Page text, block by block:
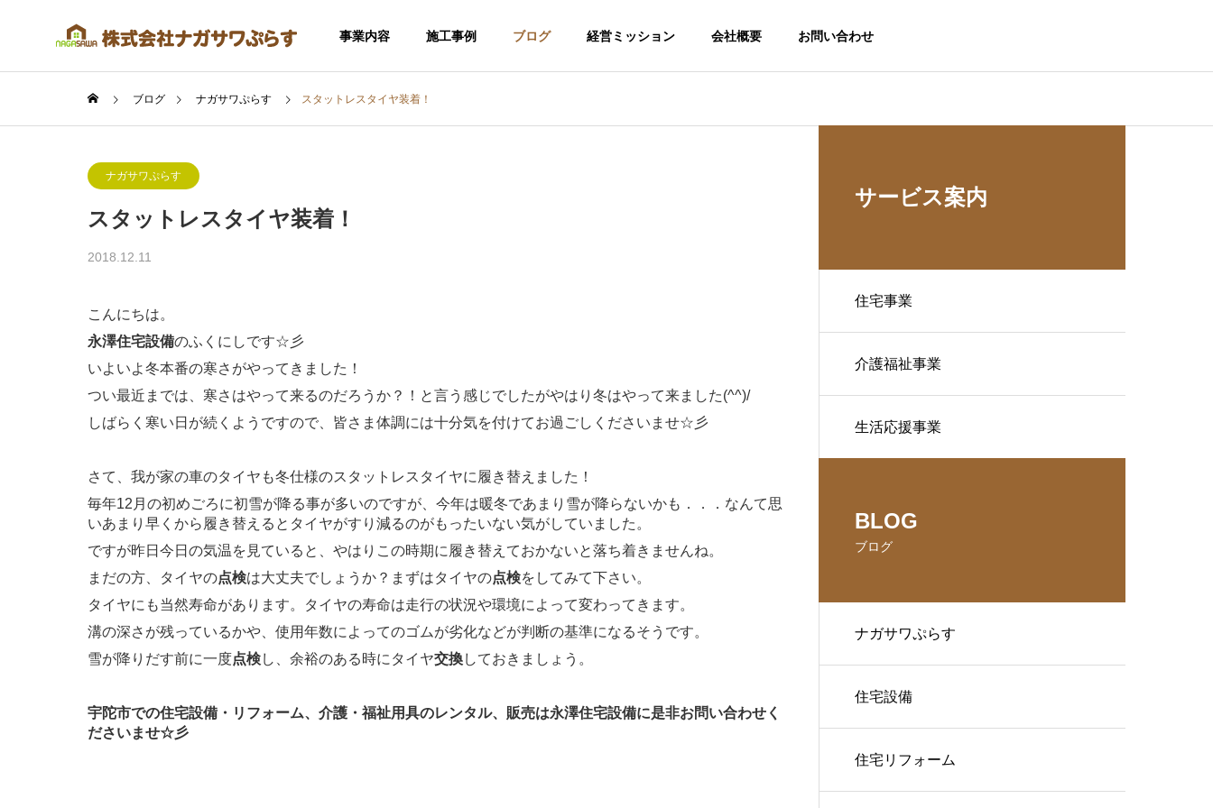
事業内容 施工事例 ブログ 経営ミッション 会社概要 お問い合わせ
事業内容
住宅事業 介護福祉事業
ブログ ナガサワぷらす スタットレスタイヤ装着！
ナガサワぷらす
スタットレスタイヤ装着！
2018.12.11
こんにちは。
永澤住宅設備のふくにしです☆彡
いよいよ冬本番の寒さがやってきました！
つい最近までは、寒さはやって来るのだろうか？！と言う感じでしたがやはり冬はやって来ました(^^)/
しばらく寒い日が続くようですので、皆さま体調には十分気を付けてお過ごしくださいませ☆彡
さて、我が家の車のタイヤも冬仕様のスタットレスタイヤに履き替えました！
毎年12月の初めごろに初雪が降る事が多いのですが、今年は暖冬であまり雪が降らないかも．．．なんて思
いあまり早くから履き替えるとタイヤがすり減るのがもったいない気がしていました。
ですが昨日今日の気温を見ていると、やはりこの時期に履き替えておかないと落ち着きませんね。
まだの方、タイヤの点検は大丈夫でしょうか？まずはタイヤの点検をしてみて下さい。
タイヤにも当然寿命があります。タイヤの寿命は走行の状況や環境によって変わってきます。
溝の深さが残っているかや、使用年数によってのゴムが劣化などが判断の基準になるそうです。
雪が降りだす前に一度点検し、余裕のある時にタイヤ交換しておきましょう。
宇陀市での住宅設備・リフォーム、介護・福祉用具のレンタル、販売は永澤住宅設備に是非お問い合わせく
ださいませ☆彡
サービス案内
住宅事業
介護福祉事業
生活応援事業
BLOG
ブログ
ナガサワぷらす
住宅設備
住宅リフォーム